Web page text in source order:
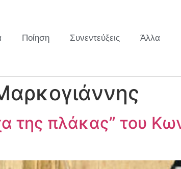
Ποίηση Συνεντεύξεις Άλλα
της πλάκας” του